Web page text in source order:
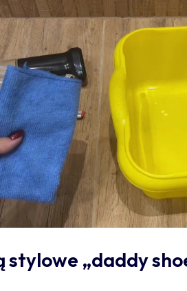
stylowe „daddy